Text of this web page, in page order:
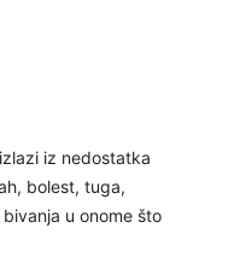
iz nedostatka
bolest, tuga,
u onome što